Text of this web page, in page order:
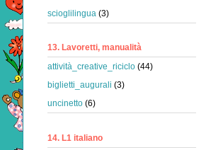
scioglilingua (3)
13. Lavoretti, manualità
attività_creative_riciclo (44)
biglietti_augurali (3)
uncinetto (6)
14. L1 italiano